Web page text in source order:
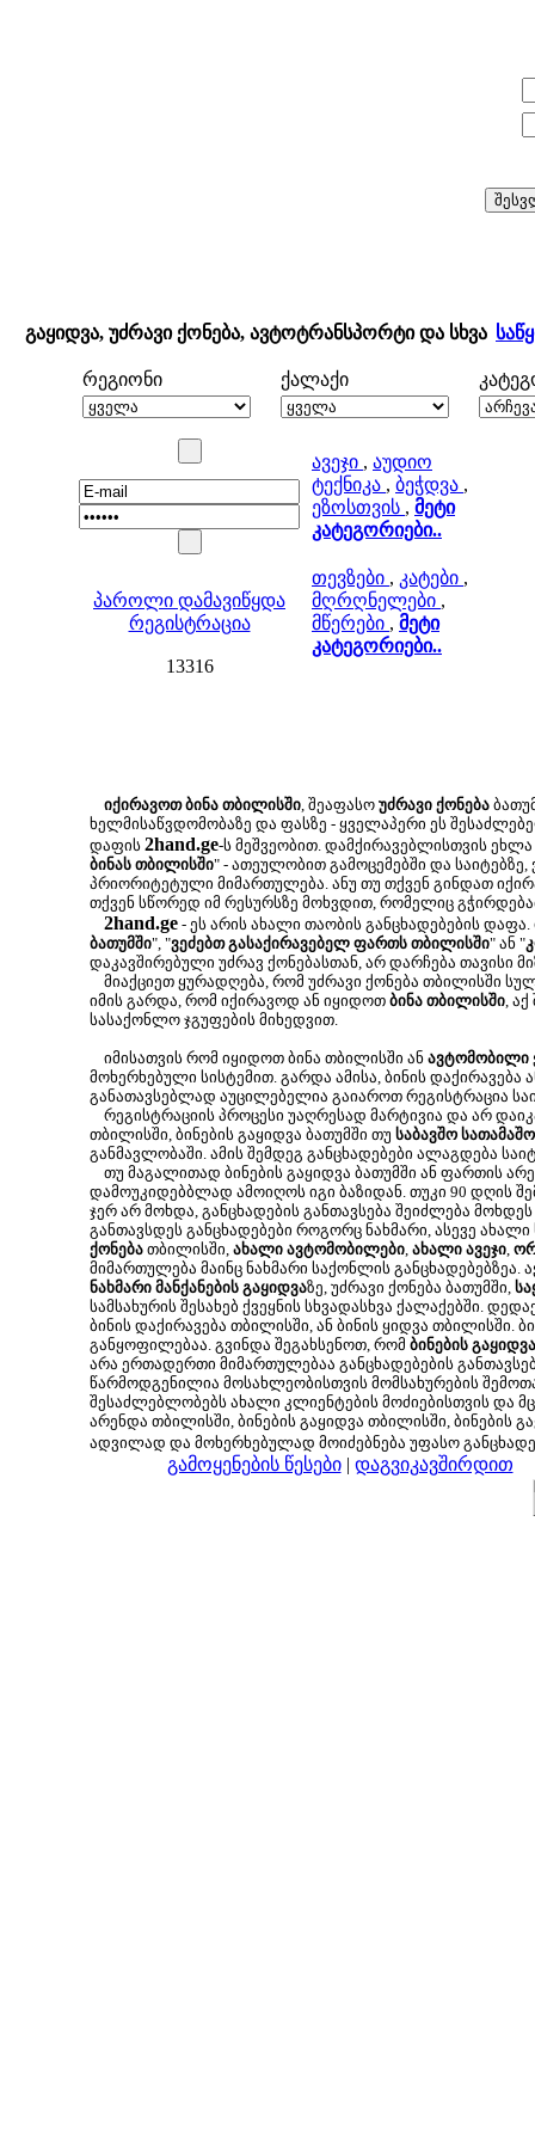
გაყიდვა, უძრავი ქონება, ავტოტრანსპორტი და სხვა
რეგიონი ქალაქი
პაროლი დამავიწყდა
რეგისტრაცია
13316
ავეჯი , აუდიო
ტექნიკა , ბეჭდვა ,
ეზოსთვის , მეტი
კატეგორიები..
თევზები , კატები ,
მღრღნელები ,
მწერები , მეტი
კატეგორიები..
იქირავოთ ბინა თბილისში, შეაფასო უძრავი ქონება
ხელმისაწვდომობაზე და ფასზე - ყველაპერი ეს
დაფის 2hand.ge-ს მეშვეობით. დამქირავებლისთვის
ბინას თბილისში" - ათეულობით გამოცემებში და საიტებზე,
პრიორიტეტული მიმართულება. ანუ თუ თქვენ გინდათ
თქვენ სწორედ იმ რესურსზე მოხვდით, რომელიც
2hand.ge - ეს არის ახალი თაობის განცხადებების
ბათუმში", "ვეძებთ გასაქირავებელ ფართს თბილისში" ან "
დაკავშირებული უძრავ ქონებასთან, არ დარჩება თავისი
მიაქციეთ ყურადღება, რომ უძრავი ქონება თბილისში
იმის გარდა, რომ იქირავოდ ან იყიდოთ ბინა თბილისში,
სასაქონლო ჯგუფების მიხედვით.
იმისათვის რომ იყიდოთ ბინა თბილისში ან ავტომობილი
მოხერხებული სისტემით. გარდა ამისა, ბინის დაქირავება
განათავსებლად აუცილებელია გაიაროთ რეგისტრაცია
რეგისტრაციის პროცესი უაღრესად მარტივია და არ
თბილისში, ბინების გაყიდვა ბათუმში თუ საბავშო
განმავლობაში. ამის შემდეგ განცხადებები ალაგდება
თუ მაგალითად ბინების გაყიდვა ბათუმში ან ფართის
დამოუკიდებბლად ამოიღოს იგი ბაზიდან. თუკი 90 დღის
ჯერ არ მოხდა, განცხადების განთავსება შეიძლება
განთავსდეს განცხადებები როგორც ნახმარი, ასევე
ქონება თბილისში, ახალი ავტომობილები, ახალი ავეჯი,
მიმართულება მაინც ნახმარი საქონლის
ნახმარი მანქანების გაყიდვაზე, უძრავი ქონება ბათუმში,
სამსახურის შესახებ ქვეყნის სხვადასხვა ქალაქებში.
ბინის დაქირავება თბილისში, ან ბინის ყიდვა თბილისში.
განყოფილებაა. გვინდა შეგახსენოთ, რომ ბინების
არა ერთადერთი მიმართულებაა განცხადებების
წარმოდგენილია მოსახლეობისთვის მომსახურების
შესაძლებლობებს ახალი კლიენტების მოძიებისთვის და
არენდა თბილისში, ბინების გაყიდვა თბილისში, ბინების
ადვილად და მოხერხებულად მოიძებნება უფასო
გამოყენების წესები| დაგვიკავშირდით